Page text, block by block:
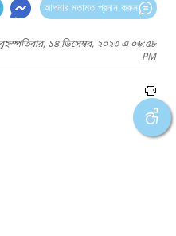
আপনার মতামত প্রদান করুন
১৪ ডিসেম্বর, ২০২৩ এ ০৬:৫৮
PM